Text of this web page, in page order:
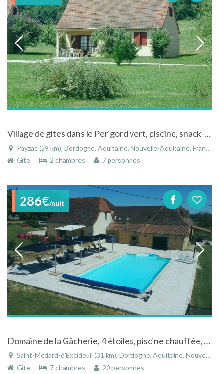
Village de gites dans le Perigord vert, piscine, snack-bar, aire de jeux, mini-golf...
Payzac (29 km), Dordogne, Aquitaine, Nouvelle-Aquitaine, France
Gîte
2 chambres 7 personnes
286€/nuit
Domaine de la Gâcherie, 4 étoiles, piscine chauffée, jacuzzi, salles de jeux.
Saint-Médard-d'Excideuil (31 km), Dordogne, Aquitaine, Nouvelle-Aquitaine, France
Gîte
7 chambres 20 personnes